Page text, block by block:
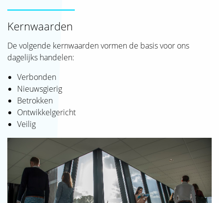
Kernwaarden
De volgende kernwaarden vormen de basis voor ons
dagelijks handelen:
Verbonden
Nieuwsgierig
Betrokken
Ontwikkelgericht
Veilig